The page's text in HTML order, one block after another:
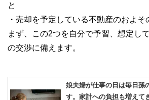
と
・売却を予定している不動産のおよそ
まず、この2つを自分で予習、想定し
の交渉に備えます。
娘夫婦が仕事の日は毎日孫
す。家計への負担も増えて